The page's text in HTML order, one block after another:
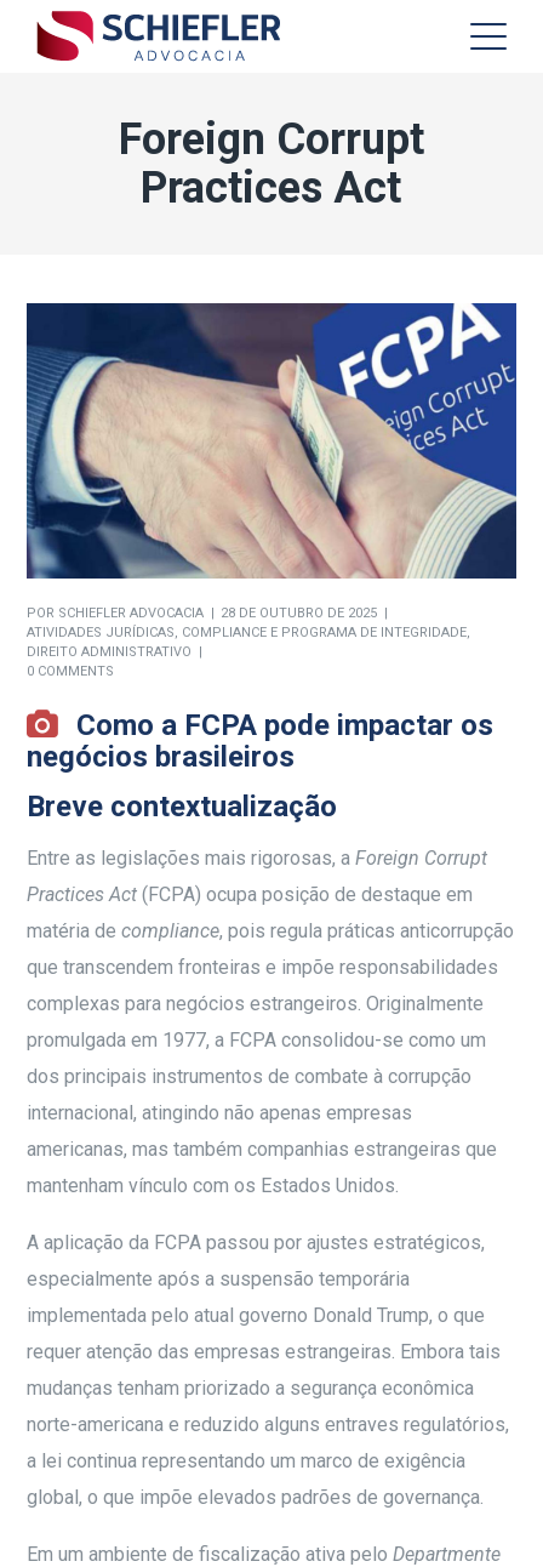
Foreign Corrupt
Practices Act
POR SCHIEFLER ADVOCACIA
28 DE OUTUBRO DE 2025
ATIVIDADES JURÍDICAS, COMPLIANCE E PROGRAMA DE INTEGRIDADE,
DIREITO ADMINISTRATIVO
0 COMMENTS
Como a FCPA pode impactar os
negócios brasileiros
Breve contextualização
Entre as legislações mais rigorosas, aForeign Corrupt
Practices Act (FCPA) ocupa posição de destaque em
matéria decompliance, pois regula práticas anticorrupção
que transcendem fronteiras e impõe responsabilidades
complexas para negócios estrangeiros. Originalmente
promulgada em 1977, a FCPA consolidou-se como um
dos principais instrumentos de combate à corrupção
internacional, atingindo não apenas empresas
americanas, mas também companhias estrangeiras que
mantenham vínculo com os Estados Unidos.
A aplicação da FCPA passou por ajustes estratégicos,
especialmente após a suspensão temporária
implementada pelo atual governo Donald Trump, o que
requer atenção das empresas estrangeiras. Embora tais
mudanças tenham priorizado a segurança econômica
norte-americana e reduzido alguns entraves regulatórios,
a lei continua representando um marco de exigência
global, o que impõe elevados padrões de governança.
Em um ambiente de fiscalização ativa peloDepartmente